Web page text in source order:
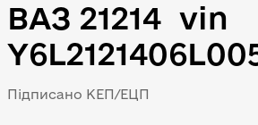
ВАЗ 21214  vin
Підписано КЕП/ЕЦП